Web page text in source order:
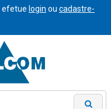
efetue login ou cadastre-